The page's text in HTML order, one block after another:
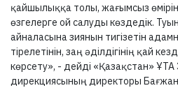
қайшылыққа толы, жағымсыз
өзгелерге ой салуды көздедік.
айналасына зиянын тигізетін
тірелетінін, заң әділдігінің қай
көрсету», - дейді «Қазақстан» ҰТА
дирекциясының директоры